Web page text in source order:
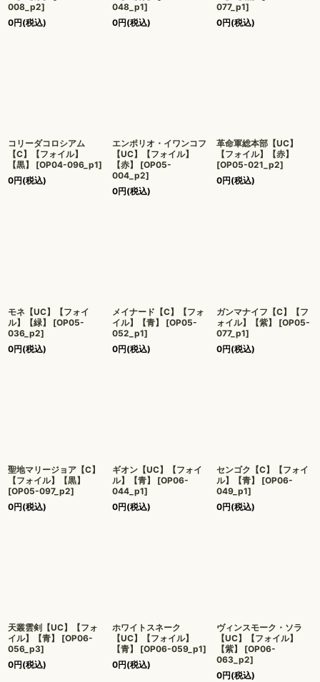
008_p2]
0円(税込)
048_p1]
0円(税込)
077_p1]
0円(税込)
コリーダコロシアム
【C】【フォイル】
【黒】
[OP04-096_p1]
0円(税込)
エンポリオ・イワンコフ
【UC】【フォイル】
【赤】
[OP05-
004_p2]
0円(税込)
革命軍総本部【UC】
【フォイル】【赤】
[OP05-021_p2]
0円(税込)
モネ【UC】【フォイ
ル】【緑】
[OP05-
036_p2]
0円(税込)
メイナード【C】【フォ
イル】【青】
[OP05-
052_p1]
0円(税込)
ガンマナイフ【C】【フ
ォイル】【紫】
[OP05-
077_p1]
0円(税込)
聖地マリージョア【C】
【フォイル】【黒】
[OP05-097_p2]
0円(税込)
ギオン【UC】【フォイ
ル】【青】
[OP06-
044_p1]
0円(税込)
センゴク【C】【フォイ
ル】【青】
[OP06-
049_p1]
0円(税込)
天叢雲剣【UC】【フォ
イル】【青】
[OP06-
056_p3]
0円(税込)
ホワイトスネーク
【UC】【フォイル】
【青】
[OP06-059_p1]
0円(税込)
ヴィンスモーク・ソラ
【UC】【フォイル】
【紫】
[OP06-
063_p2]
0円(税込)